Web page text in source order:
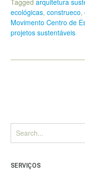
ecológicas, construeco,
Movimento Centro de
projetos sustentáveis
SERVIÇOS